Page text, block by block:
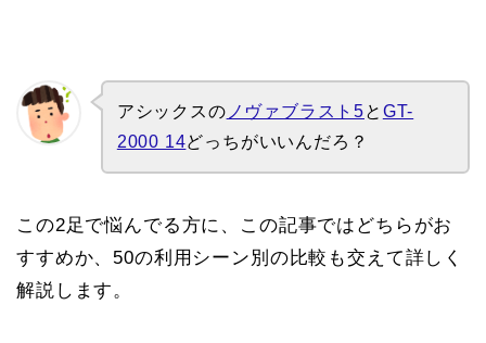
アシックスの ノヴァブラスト5と GT-
2000 14どっちがいいんだろ？
この2足で悩んでる方に、この記事ではどちらがお
すすめか、50の利用シーン別の比較も交えて詳しく
解説します。